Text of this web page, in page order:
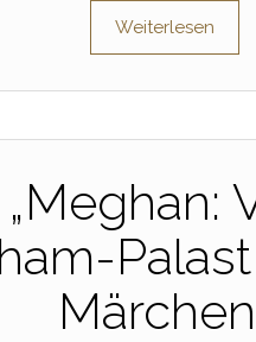
Weiterlesen